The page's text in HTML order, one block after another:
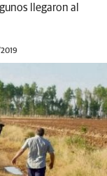
llegaron al